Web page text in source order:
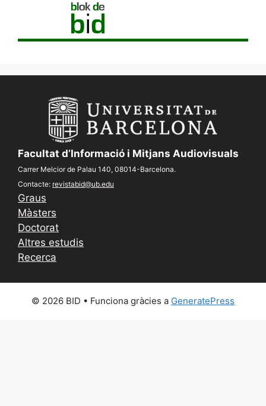
Facultat d’Informació i Mitjans Audiovisuals
Carrer Melcior de Palau 140, 08014-Barcelona.
Contacte: revistabid@ub.edu
Graus
Màsters
Doctorat
Altres estudis
Recerca
© 2026 BID • Funciona gràcies a GeneratePress